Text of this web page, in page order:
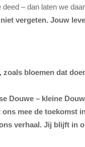
– dan laten we
vergeten. Jouw
zoals bloemen dat
Douwe – kleine
mee de toekomst
verhaal. Jij blijft in